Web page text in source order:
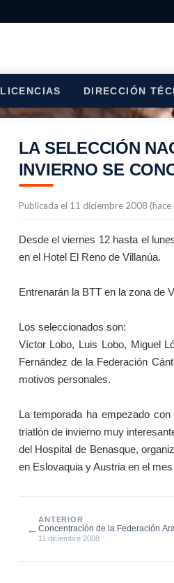
LICENCIAS DIRECCIÓN
LA SELECCIÓN
INVIERNO SE
Publicada el 11 diciembre 2008 (hace
Desde el viernes 12 hasta el
en el Hotel El Reno de Villanúa.
Entrenarán la BTT en la zona de
Los seleccionados son:
Víctor Lobo, Luis Lobo, Miguel
Fernández de la Federación
motivos personales.
La temporada ha empezado
triatlón de invierno muy
del Hospital de Benasque,
en Eslovaquia y Austria en el
←
ANTERIOR
Concentración de la Federación
Cugat
11 diciembre 2008